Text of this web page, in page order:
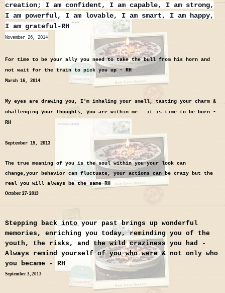
creation; I am confident, I am capable, I am strong,
I am powerful, I am lovable, I am smart, I am happy,
I am grateful-RH
November 26, 2014
For time to be your ally you need to take the bull from his horn and
not wait for the train to pick you up - RH
March 16, 2014
My eyes are drawing you, I'm inhaling your smell, tasting your charm &
challenging your thoughts, you are within me...it is time to be born -
RH
September 19, 2013
The true meaning of you is the soul within you-your look can
change,your behavior can fluctuate, your actions can be crazy but the
real you will always be the same-RH
October 27- 2013
Stepping back into your past brings up wonderful
memories, enriching you today, reminding you of the
youth, the risks, and the wild craziness you had -
Always remind yourself of you who were & not only who
you became - RH
September 3, 2013